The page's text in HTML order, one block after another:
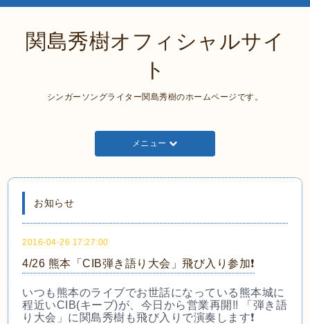
関島秀樹オフィシャルサイ
ト
シンガーソングライター関島秀樹のホームページです。
メニュー
お知らせ
2016-04-26 17:27:00
4/26 熊本「CIB弾き語り大会」飛び入り参加❗
いつも熊本のライブでお世話になっている熊本城に
程近いCIB(キーブ)が、今日から営業再開!! 「弾き語
り大会」に関島秀樹も飛び入りで演奏します❗